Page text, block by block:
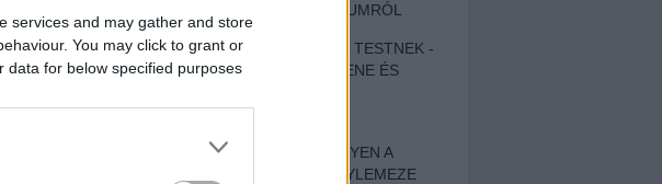
services and may gather and store
You may click to grant or
data for below specified purposes
ÚJ BOB DYLAN-ALBUMRÓL
ZENE LÉLEKNEK ÉS TESTNEK -
AUTENTIKUS NÉPZENE ÉS
SZOMORKODÁS - ILYEN A
KATATONIA ÚJ NAGYLEMEZE